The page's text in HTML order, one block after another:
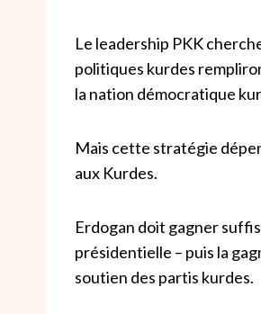
Le leadership PKK
politiques kurdes
la nation démocratique
Mais cette stratégie
aux Kurdes.
Erdogan doit gagner
présidentielle – puis la
soutien des partis kurdes.